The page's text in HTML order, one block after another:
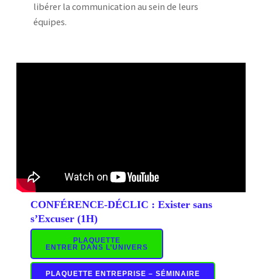
libérer la communication au sein de leurs
équipes.
CONFÉRENCE-DÉCLIC : Exister sans
s’Excuser (1H)
PLAQUETTE
ENTRER DANS L’UNIVERS
PLAQUETTE ENTREPRISE – SÉMINAIRE